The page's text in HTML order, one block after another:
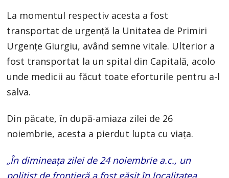
La momentul respectiv acesta a fost
transportat de urgență la Unitatea de Primiri
Urgențe Giurgiu, având semne vitale. Ulterior a
fost transportat la un spital din Capitală, acolo
unde medicii au făcut toate eforturile pentru a-l
salva.
Din păcate, în după-amiaza zilei de 26
noiembrie, acesta a pierdut lupta cu viața.
„În dimineața zilei de 24 noiembrie a.c., un
polițist de frontieră a fost găsit în localitatea